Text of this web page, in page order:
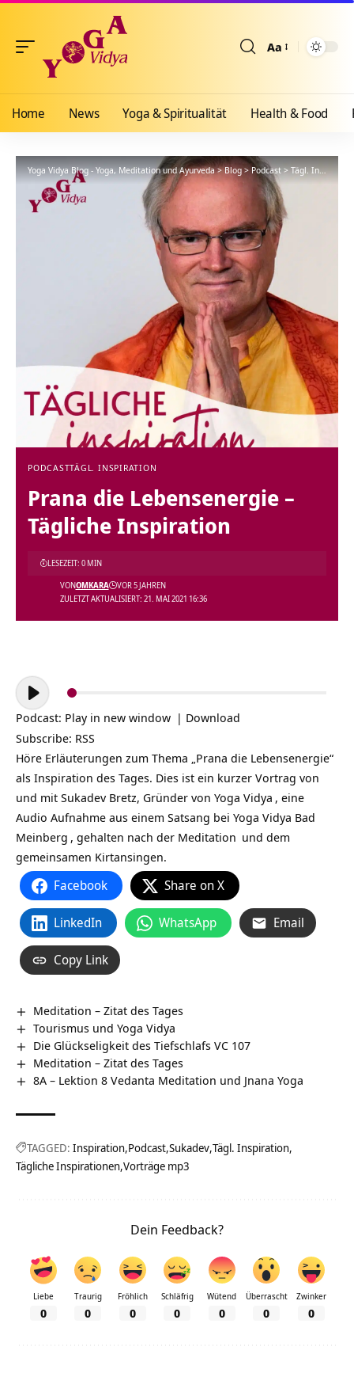
Aa
Home News Yoga & Spiritualität Health & Food
Yoga Vidya Blog - Yoga, Meditation und Ayurveda>Blog>Podcast>Tägl. Inspiration
PODCASTTÄGL. INSPIRATION
Prana die Lebensenergie –
Tägliche Inspiration
ZULETZT AKTUALISIERT: 21. MAI 2021 16:36
VONOMKARA VOR 5 JAHREN
LESEZEIT: 0 MIN
Audio-
Player
Podcast: Play in new window | Download
Subscribe: RSS
Höre Erläuterungen zum Thema „Prana die Lebensenergie“
als Inspiration des Tages. Dies ist ein kurzer Vortrag von
und mit Sukadev Bretz, Gründer von Yoga Vidya , eine
Audio Aufnahme aus einem Satsang bei Yoga Vidya Bad
Meinberg , gehalten nach der Meditation und dem
gemeinsamen Kirtansingen.
Facebook Share on X
LinkedIn WhatsApp Email
Copy Link
Meditation – Zitat des Tages
Tourismus und Yoga Vidya
Die Glückseligkeit des Tiefschlafs VC 107
Meditation – Zitat des Tages
8A – Lektion 8 Vedanta Meditation und Jnana Yoga
TAGGED: Inspiration Podcast Sukadev Tägl. Inspiration
Tägliche Inspirationen Vorträge mp3
Dein Feedback?
Liebe
0
Traurig
0
Fröhlich
0
Schläfrig
0
Wütend
0
Überrascht
0
Zwinker
0